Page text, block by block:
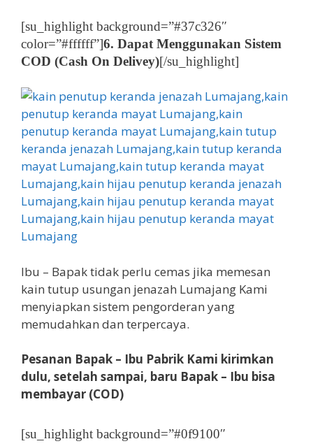
[su_highlight background=”#37c326″
color=”#ffffff”]6. Dapat Menggunakan Sistem
COD (Cash On Delivey)[/su_highlight]
Ibu – Bapak tidak perlu cemas jika memesan
kain tutup usungan jenazah Lumajang Kami
menyiapkan sistem pengorderan yang
memudahkan dan terpercaya.
Pesanan Bapak – Ibu Pabrik Kami kirimkan
dulu, setelah sampai, baru Bapak – Ibu bisa
membayar (COD)
[su_highlight background=”#0f9100″